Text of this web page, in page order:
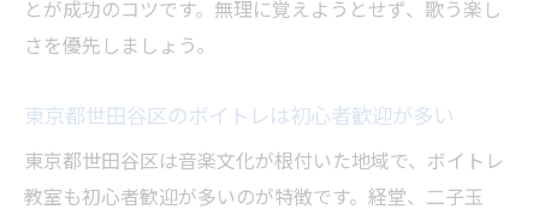
とが成功のコツです。無理に覚えようとせず、歌う楽し
さを優先しましょう。
東京都世田谷区のボイトレは初心者歓迎が多い
東京都世田谷区は音楽文化が根付いた地域で、ボイトレ
教室も初心者歓迎が多いのが特徴です。経堂、二子玉